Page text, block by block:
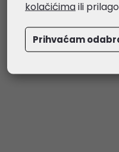
kolačićimaili
Prihvaćam